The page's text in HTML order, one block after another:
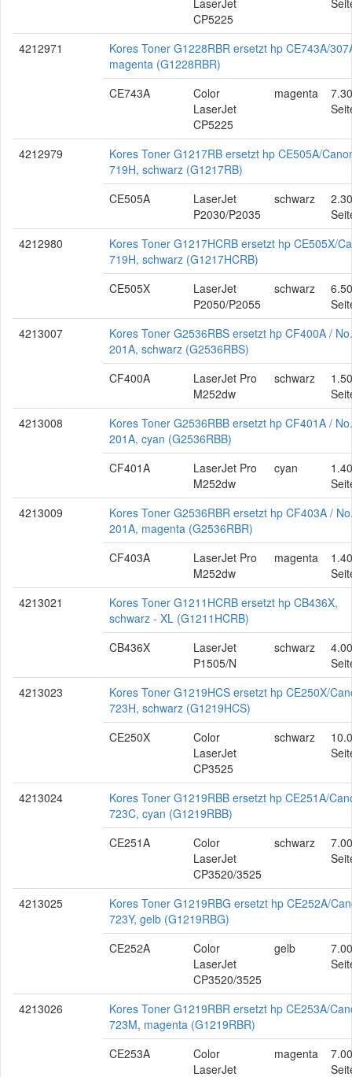
LaserJet
CP5225
4212971
Kores Toner G1228RBR ersetzt hp CE743A/
magenta (G1228RBR)
CE743A
Color
LaserJet
CP5225
magenta
4212979
Kores Toner G1217RB ersetzt hp CE505A/
719H, schwarz (G1217RB)
CE505A
LaserJet
P2030/P2035
schwarz
4212980
Kores Toner G1217HCRB ersetzt hp CE505X/
719H, schwarz (G1217HCRB)
CE505X
LaserJet
P2050/P2055
schwarz
4213007
Kores Toner G2536RBS ersetzt hp CF400A / No.
201A, schwarz (G2536RBS)
CF400A
LaserJet Pro
M252dw
schwarz
4213008
Kores Toner G2536RBB ersetzt hp CF401A / No.
201A, cyan (G2536RBB)
CF401A
LaserJet Pro
M252dw
cyan
4213009
Kores Toner G2536RBR ersetzt hp CF403A /
201A, magenta (G2536RBR)
CF403A
LaserJet Pro
M252dw
magenta
4213021
Kores Toner G1211HCRB ersetzt hp CB436X,
schwarz - XL (G1211HCRB)
CB436X
LaserJet
P1505/N
schwarz
4213023
Kores Toner G1219HCS ersetzt hp CE250X/
723H, schwarz (G1219HCS)
CE250X
Color
LaserJet
CP3525
schwarz
4213024
Kores Toner G1219RBB ersetzt hp CE251A/
723C, cyan (G1219RBB)
CE251A
Color
LaserJet
CP3520/3525
schwarz
4213025
Kores Toner G1219RBG ersetzt hp CE252A/
723Y, gelb (G1219RBG)
CE252A
Color
LaserJet
CP3520/3525
gelb
4213026
Kores Toner G1219RBR ersetzt hp CE253A/
723M, magenta (G1219RBR)
CE253A
Color
LaserJet
magenta